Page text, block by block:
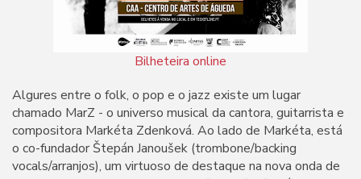
Bilheteira online
Algures entre o folk, o pop e o jazz existe um lugar
chamado MarZ - o universo musical da cantora, guitarrista e
compositora Markéta Zdenková. Ao lado de Markéta, está
o co-fundador Štepán Janoušek (trombone/backing
vocals/arranjos), um virtuoso de destaque na nova onda de